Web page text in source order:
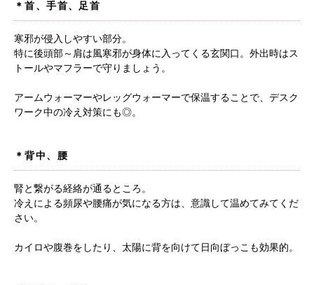
＊首、手首、足首
寒邪が侵入しやすい部分。
特に後頭部～肩は風寒邪が身体に入ってくる玄関口。外出時はス
トールやマフラーで守りましょう。
アームウォーマーやレッグウォーマーで保温することで、デスク
ワーク中の冷え対策にも◎。
＊背中、腰
腎と繋がる経絡が通るところ。
冷えによる頻尿や腰痛が気になる方は、意識して温めてみてくだ
さい。
カイロや腹巻をしたり、太陽に背を向けて日向ぼっこも効果的。